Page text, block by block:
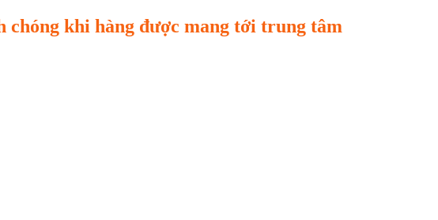
chóng khi hàng được mang tới trung tâm